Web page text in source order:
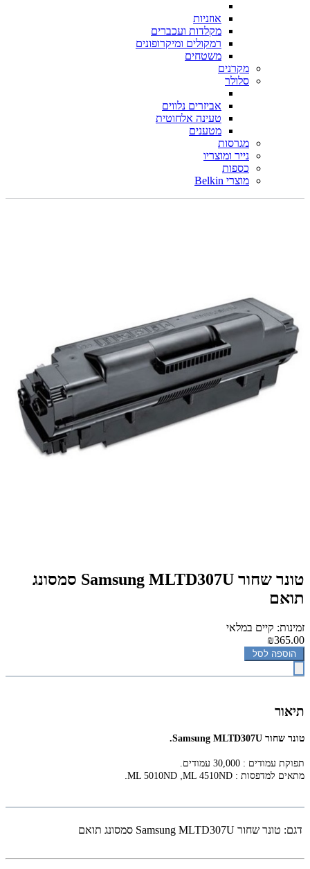
אוזניות
מקלדות ועכברים
רמקולים ומיקרופונים
משטחים
מקרנים
סלולר
אביזרים נלווים
טעינה אלחוטית
מטענים
מגרסות
נייר ומוצריו
כספות
מוצרי Belkin
‏טונר ‏שחור Samsung MLTD307U סמסונג
תואם
זמינות: קיים במלאי
₪365.00
הוספה לסל
תיאור
‏טונר ‏שחור Samsung MLTD307U.
תפוקת עמודים : 30,000 עמודים.
מתאים למדפסות : ML 4510ND
,
ML 5010ND
.
דגם: ‏טונר ‏שחור Samsung MLTD307U סמסונג תואם